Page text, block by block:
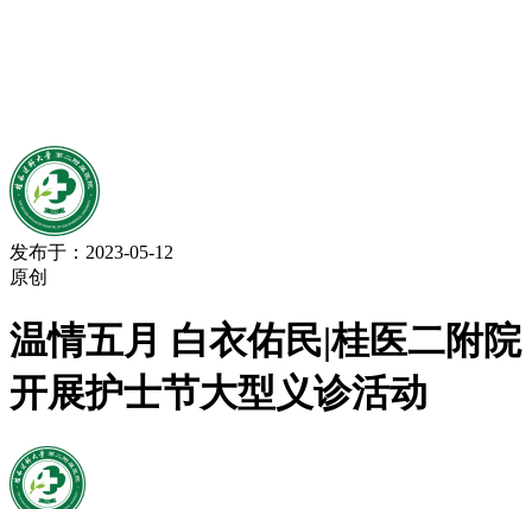
发布于：2023-05-12
原创
温情五月 白衣佑民|桂医二附院
开展护士节大型义诊活动